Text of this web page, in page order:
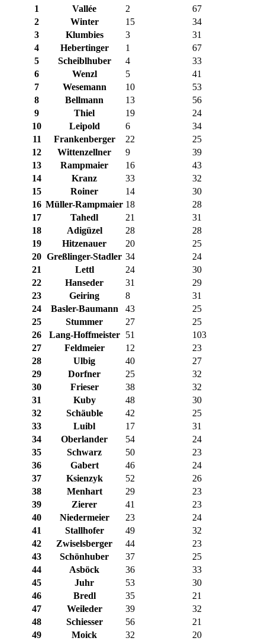
1
Vallée 2
67
2
Winter 15
34
3
Klumbies 3
31
4
Hebertinger 1
67
5
Scheiblhuber 4
33
6
Wenzl 5
41
7
Wesemann 10
53
8
Bellmann 13
56
9
Thiel 19
24
10
Leipold 6
34
11
Frankenberger 22
25
12
Wittenzellner 9
39
13
Rampmaier 16
43
14
Kranz 33
32
15
Roiner 14
30
16 Müller-Rampmaier 18
28
17
Tahedl 21
31
18
Adigüzel 28
28
19
Hitzenauer 20
25
20 Greßlinger-Stadler 34
24
21
Lettl 24
30
22
Hanseder 31
29
23
Geiring 8
31
24
Basler-Baumann 43
25
25
Stummer 27
25
26
Lang-Hoffmeister 51
103
27
Feldmeier 12
23
28
Ulbig 40
27
29
Dorfner 25
32
30
Frieser 38
32
31
Kuby 48
30
32
Schäuble 42
25
33
Luibl 17
31
34
Oberlander 54
24
35
Schwarz 50
23
36
Gabert 46
24
37
Ksienzyk 52
26
38
Menhart 29
23
39
Zierer 41
23
40
Niedermeier 23
24
41
Stallhofer 49
32
42
Zwiselsberger 44
23
43
Schönhuber 37
25
44
Asböck 36
33
45
Juhr 53
30
46
Bredl 35
21
47
Weileder 39
32
48
Schiesser 56
21
49
Moick 32
20